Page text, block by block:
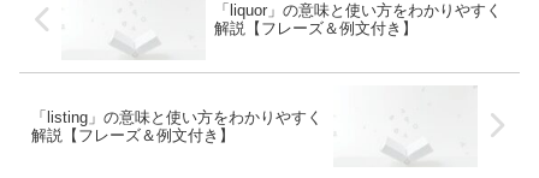
「liquor」の意味と使い方をわかりやすく
解説【フレーズ＆例文付き】
「listing」の意味と使い方をわかりやすく
解説【フレーズ＆例文付き】